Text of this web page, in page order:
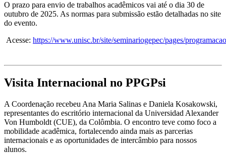
O prazo para envio de trabalhos acadêmicos vai até o dia 30 de
outubro de 2025. As normas para submissão estão detalhadas no site
do evento.
Acesse: https://www.unisc.br/site/seminariogepec/pages/
Visita Internacional no PPGPsi
A Coordenação recebeu Ana Maria Salinas e Daniela Kosakowski,
representantes do escritório internacional da Universidad Alexander
Von Humboldt (CUE), da Colômbia. O encontro teve como foco a
mobilidade acadêmica, fortalecendo ainda mais as parcerias
internacionais e as oportunidades de intercâmbio para nossos
alunos.